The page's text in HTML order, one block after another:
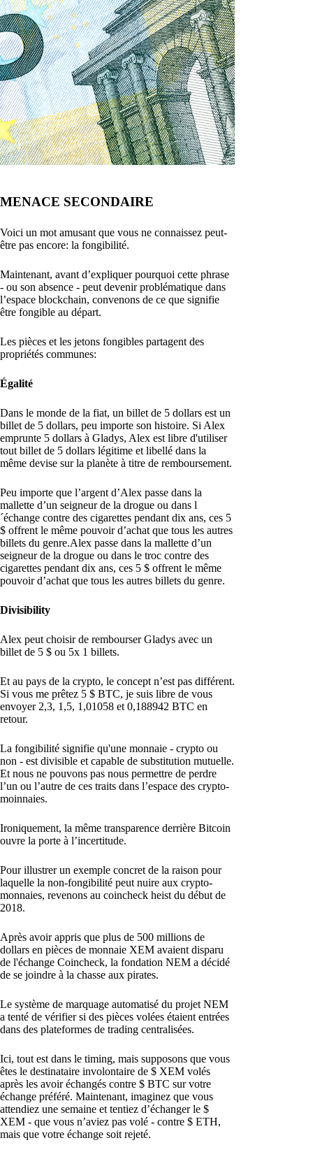
MENACE SECONDAIRE
Voici un mot amusant que vous ne connaissez peut-
être pas encore: la fongibilité.
Maintenant, avant d’expliquer pourquoi cette phrase
- ou son absence - peut devenir problématique dans
l’espace blockchain, convenons de ce que signifie
être fongible au départ.
Les pièces et les jetons fongibles partagent des
propriétés communes:
Égalité
Dans le monde de la fiat, un billet de 5 dollars est un
billet de 5 dollars, peu importe son histoire. Si Alex
emprunte 5 dollars à Gladys, Alex est libre d'utiliser
tout billet de 5 dollars légitime et libellé dans la
même devise sur la planète à titre de remboursement.
Peu importe que l’argent d’Alex passe dans la
mallette d’un seigneur de la drogue ou dans l
´échange contre des cigarettes pendant dix ans, ces 5
$ offrent le même pouvoir d’achat que tous les autres
billets du genre.Alex passe dans la mallette d’un
seigneur de la drogue ou dans le troc contre des
cigarettes pendant dix ans, ces 5 $ offrent le même
pouvoir d’achat que tous les autres billets du genre.
Divisibility
Alex peut choisir de rembourser Gladys avec un
billet de 5 $ ou 5x 1 billets.
Et au pays de la crypto, le concept n’est pas différent.
Si vous me prêtez 5 $ BTC, je suis libre de vous
envoyer 2,3, 1,5, 1,01058 et 0,188942 BTC en
retour.
La fongibilité signifie qu'une monnaie - crypto ou
non - est divisible et capable de substitution mutuelle.
Et nous ne pouvons pas nous permettre de perdre
l’un ou l’autre de ces traits dans l’espace des crypto-
moinnaies.
Ironiquement, la même transparence derrière Bitcoin
ouvre la porte à l’incertitude.
Pour illustrer un exemple concret de la raison pour
laquelle la non-fongibilité peut nuire aux crypto-
monnaies, revenons au coincheck heist du début de
2018.
Après avoir appris que plus de 500 millions de
dollars en pièces de monnaie XEM avaient disparu
de l'échange Coincheck, la fondation NEM a décidé
de se joindre à la chasse aux pirates.
Le système de marquage automatisé du projet NEM
a tenté de vérifier si des pièces volées étaient entrées
dans des plateformes de trading centralisées.
Ici, tout est dans le timing, mais supposons que vous
êtes le destinataire involontaire de $ XEM volés
après les avoir échangés contre $ BTC sur votre
échange préféré. Maintenant, imaginez que vous
attendiez une semaine et tentiez d’échanger le $
XEM - que vous n’aviez pas volé - contre $ ETH,
mais que votre échange soit rejeté.